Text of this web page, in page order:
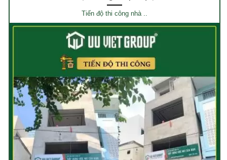
Tiến độ thi công nhà ..